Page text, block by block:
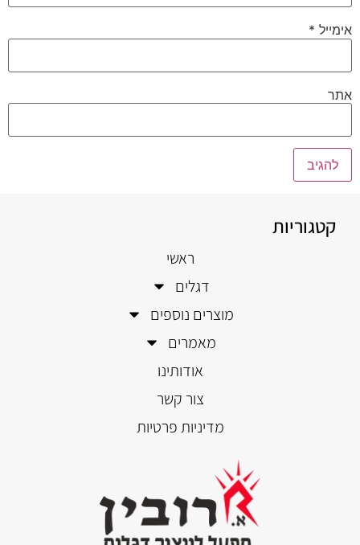
אימייל *
אתר
קטגוריות
ראשי
דגלים
מוצרים נוספים
מאמרים
אודותינו
צור קשר
מדיניות פרטיות